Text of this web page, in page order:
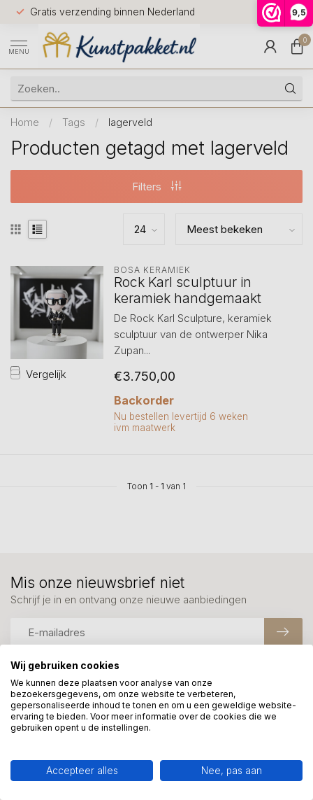
9,5
Gratis verzending binnen Nederland
Voor
huis
9.5
MENU
0
Home / Tags / lagerveld
Producten getagd met lagerveld
Filters
Vergelijk
BOSA KERAMIEK
Rock Karl sculptuur in
keramiek handgemaakt
De Rock Karl Sculpture, keramiek
sculptuur van de ontwerper Nika
Zupan...
€3.750,00
Backorder
Nu bestellen levertijd 6 weken
ivm maatwerk
Toon 1 - 1 van 1
Meer informatie?
We helpen graag met uw keuze of geven advies, bel of app
ons 7 dagen per week: 06-23643267
Mis onze nieuwsbrief niet
Schrijf je in en ontvang onze nieuwe aanbiedingen
Wij gebruiken cookies
We kunnen deze plaatsen voor analyse van onze
bezoekersgegevens, om onze website te verbeteren,
gepersonaliseerde inhoud te tonen en om u een geweldige website-
ervaring te bieden. Voor meer informatie over de cookies die we
gebruiken opent u de instellingen.
Accepteer alles Nee, pas aan